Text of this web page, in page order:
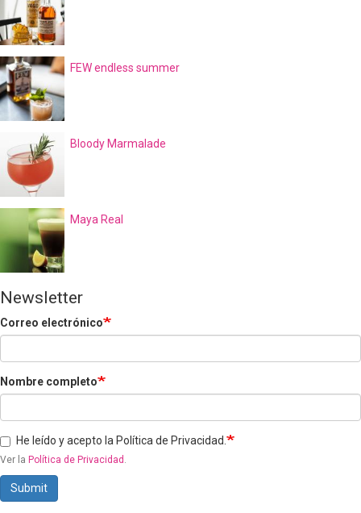
FEW endless summer
Bloody Marmalade
Maya Real
Newsletter
Correo electrónico
Nombre completo
He leído y acepto la Política de Privacidad.
Ver la Política de Privacidad .
Submit